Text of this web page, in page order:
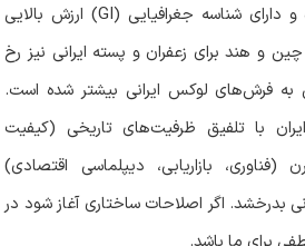
دارای شناسه جغرافیایی (GI) ارزش بالایی
چین و هند برای زعفران و پسته ایرانی نیز رخ
به فرش‌های لوکس ایرانی بیشتر شده است.
با تلفیق ظرفیت‌های تاریخی (کیفیت
بازاریابی، دیپلماسی اقتصادی)
بدرخشد. اگر اصلاحات ساختاری آغاز شود در